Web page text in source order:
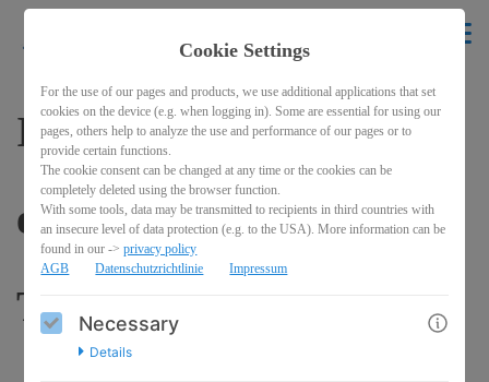
Illustration "Ich
entscheide, wann der
Tag startet..."
Cookie Settings
For the use of our pages and products, we use additional applications that set
cookies on the device (e.g. when logging in). Some are essential for using our
pages, others help to analyze the use and performance of our pages or to
provide certain functions.
The cookie consent can be changed at any time or the cookies can be
completely deleted using the browser function.
With some tools, data may be transmitted to recipients in third countries with
an insecure level of data protection (e.g. to the USA). More information can be
found in our ->privacy policy
AGB
Datenschutzrichtlinie Impressum
Necessary
Details